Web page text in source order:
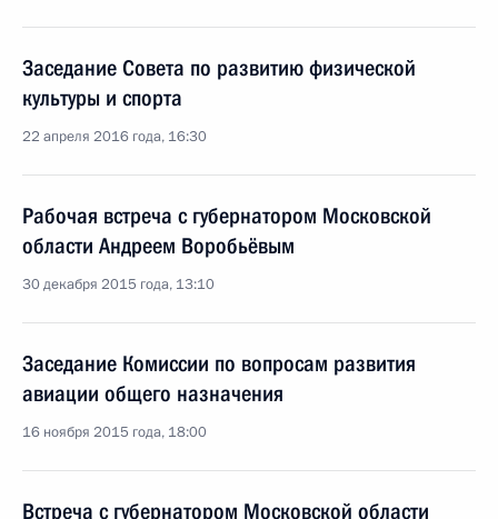
Заседание Совета по развитию физической
культуры и спорта
22 апреля 2016 года, 16:30
Рабочая встреча с губернатором Московской
области Андреем Воробьёвым
30 декабря 2015 года, 13:10
Заседание Комиссии по вопросам развития
авиации общего назначения
16 ноября 2015 года, 18:00
Встреча с губернатором Московской области